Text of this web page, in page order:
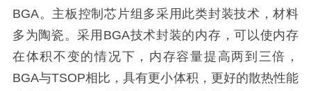
BGA。主板控制芯片组多采用此类封装技术，材料
多为陶瓷。采用BGA技术封装的内存，可以使内存
在体积不变的情况下，内存容量提高两到三倍，
BGA与TSOP相比，具有更小体积，更好的散热性能